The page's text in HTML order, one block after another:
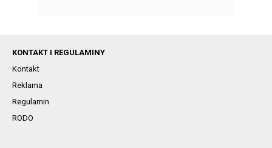
KONTAKT I REGULAMINY
Kontakt
Reklama
Regulamin
RODO